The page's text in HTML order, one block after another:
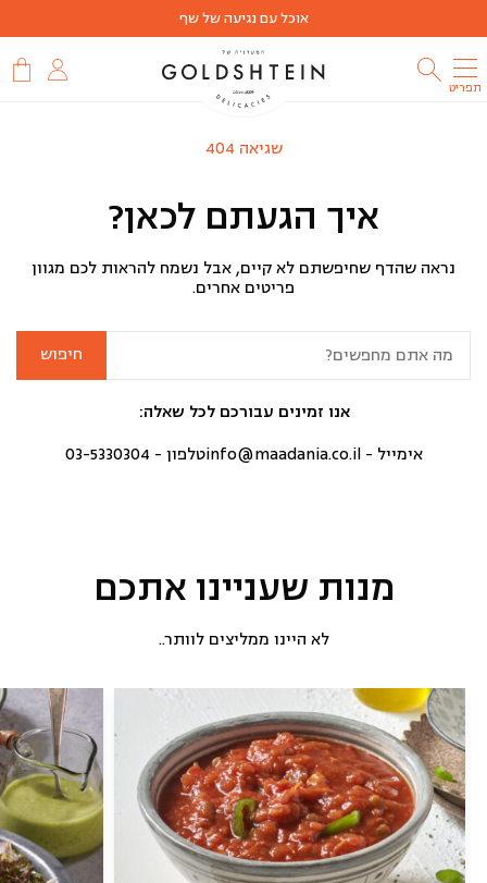
אוכל עם נגיעה של שף
תפריט
שגיאה 404
איך הגעתם לכאן?
נראה שהדף שחיפשתם לא קיים, אבל נשמח להראות לכם מגוון
פריטים אחרים.
חיפוש:
אנו זמינים עבורכם לכל שאלה:
אימייל -info@maadania.co.ilטלפון - 03-5330304
מנות שעניינו אתכם
לא היינו ממליצים לוותר..